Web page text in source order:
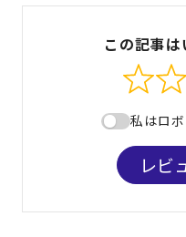
この記事は
私はロ
レビ